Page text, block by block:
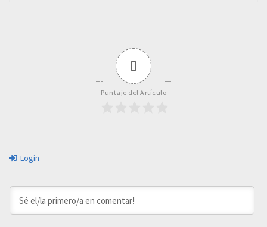
0
Puntaje del Artículo
Login